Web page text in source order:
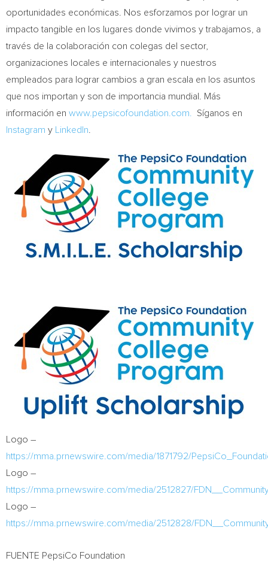
oportunidades económicas. Nos esforzamos por lograr un
impacto tangible en los lugares donde vivimos y trabajamos, a
través de la colaboración con colegas del sector,
organizaciones locales e internacionales y nuestros
empleados para lograr cambios a gran escala en los asuntos
que nos importan y son de importancia mundial. Más
información en www.pepsicofoundation.com.
Síganos en
Instagram y LinkedIn
Logo –
https://mma.prnewswire.com/media/1871792/
Logo –
https://mma.prnewswire.com/media/2512827/
Logo –
https://mma.prnewswire.com/media/2512828/
FUENTE PepsiCo Foundation